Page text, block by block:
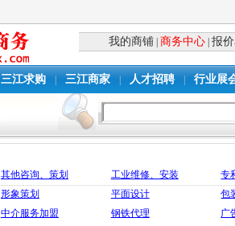
我的商铺 商务中心 |报
三江求购 三江商家 人才招聘 行业展
其他咨询、策划 工业维修、安装
专
形象策划 平面设计
包
中介服务加盟 钢铁代理
广